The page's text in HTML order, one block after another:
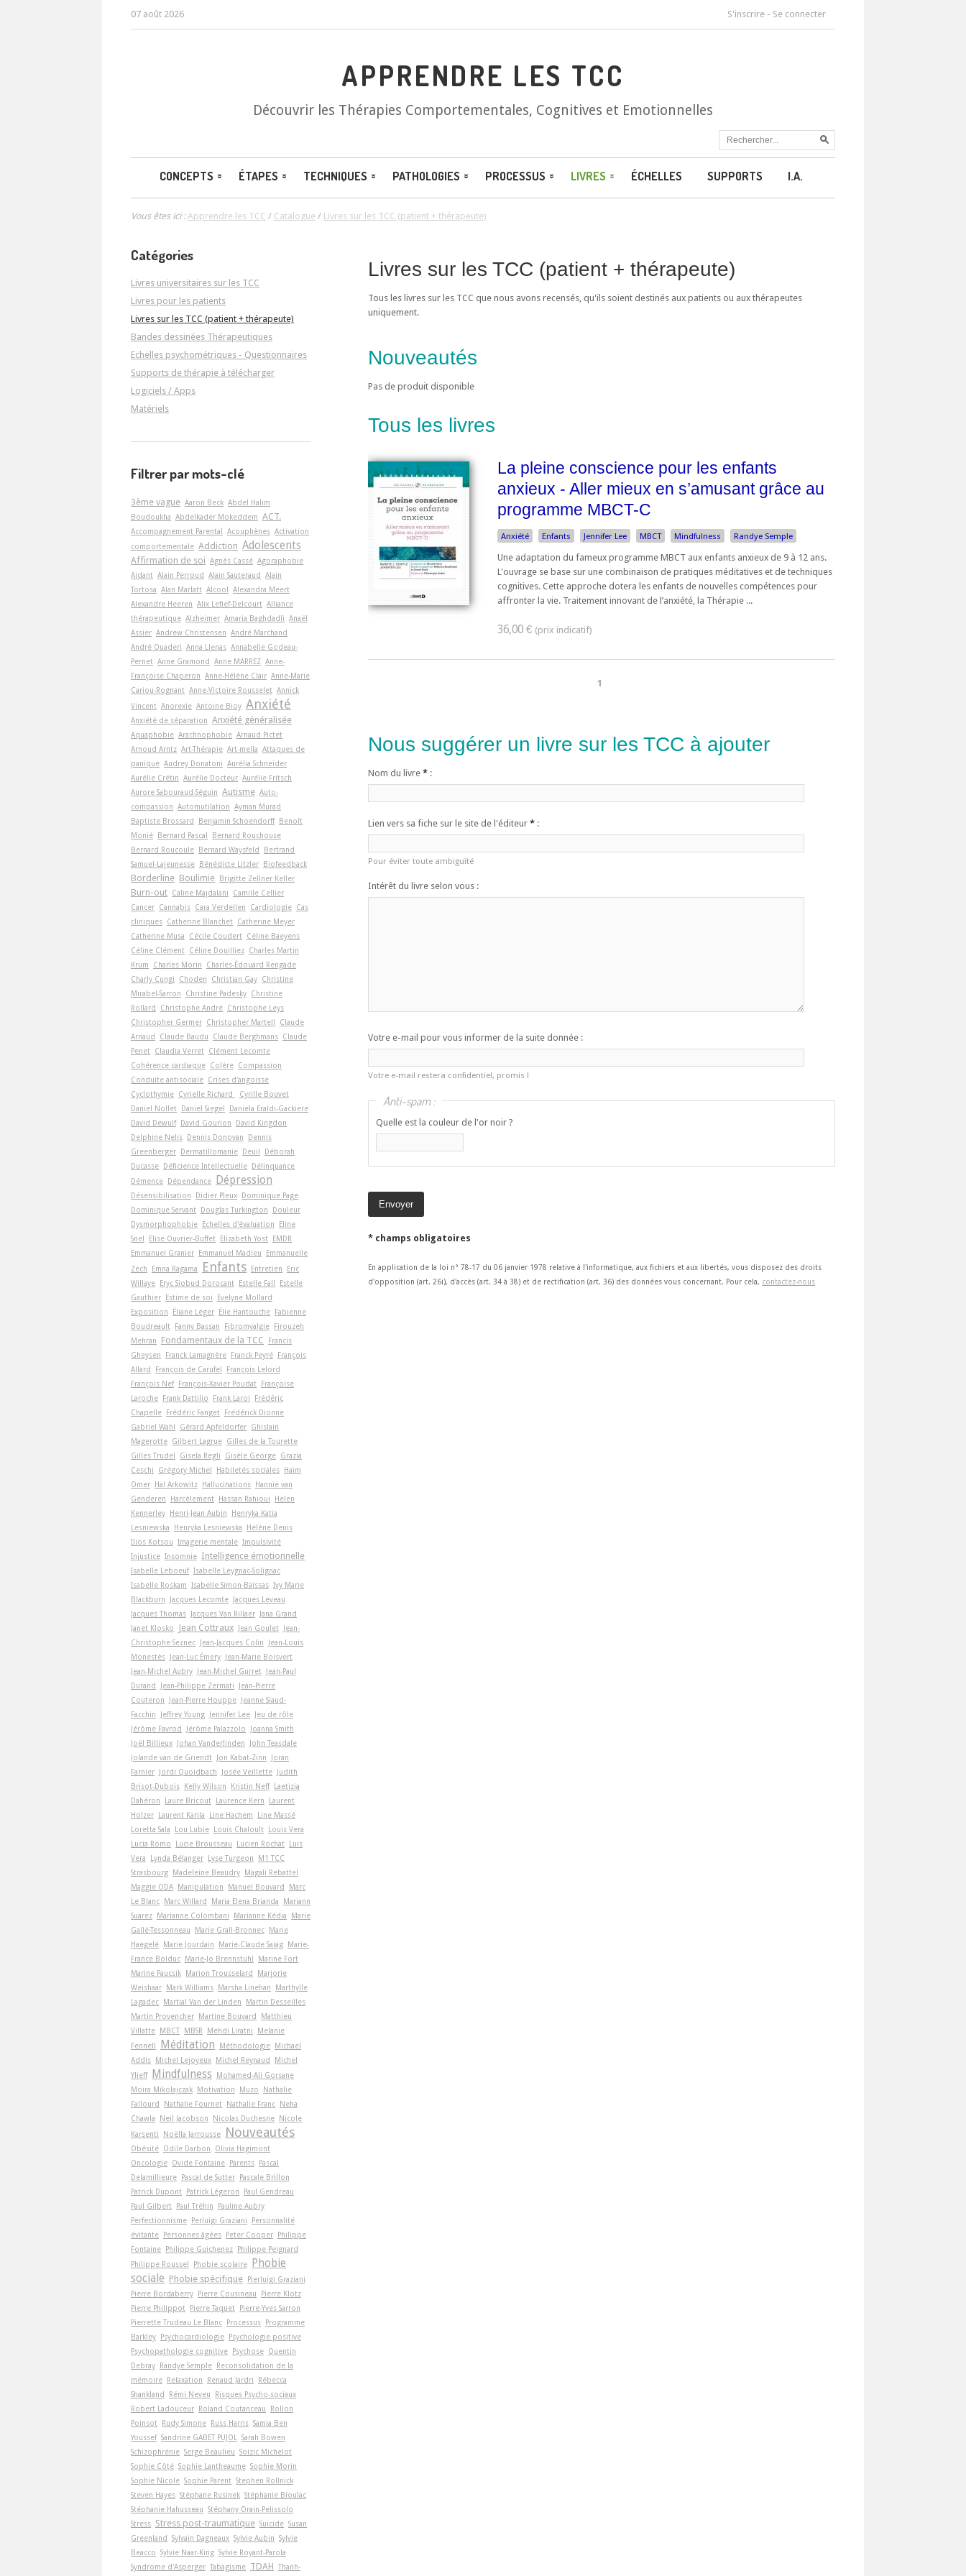
07 août 2026 S'inscrire - Se connecter
APPRENDRE LES TCC
Découvrir les Thérapies Comportementales, Cognitives et Emotionnelles
CONCEPTS ÉTAPES TECHNIQUES PATHOLOGIES PROCESSUS LIVRES ÉCHELLES SUPPORTS I.A.
Vous êtes ici :Apprendre les TCC / Catalogue / Livres sur les TCC (patient + thérapeute)
Livres sur les TCC (patient + thérapeute)
Tous les livres sur les TCC que nous avons recensés, qu'ils soient destinés aux patients ou aux thérapeutes
uniquement.
Nouveautés
Pas de produit disponible
Tous les livres
La pleine conscience pour les enfants
anxieux - Aller mieux en s’amusant grâce au
programme MBCT-C
Anxiété Enfants Jennifer Lee MBCT Mindfulness Randye Semple
Une adaptation du fameux programme MBCT aux enfants anxieux de 9 à 12 ans.
L'ouvrage se base sur une combinaison de pratiques méditatives et de techniques
cognitives. Cette approche dotera les enfants de nouvelles compétences pour
affronter la vie. Traitement innovant de l’anxiété, la Thérapie ...
36,00 €
1
Nous suggérer un livre sur les TCC à ajouter
Nom du livre * :
Lien vers sa fiche sur le site de l'éditeur * :
Pour éviter toute ambiguïté
Intérêt du livre selon vous :
Votre e-mail pour vous informer de la suite donnée :
Votre e-mail restera confidentiel, promis !
Anti-spam :
Quelle est la couleur de l'or noir ?
* champs obligatoires
En application de la loi n° 78-17 du 06 janvier 1978 relative à l'informatique, aux fichiers et aux libertés, vous disposez des droits
d'opposition (art. 26i), d'accès (art. 34 à 38) et de rectification (art. 36) des données vous concernant. Pour cela, contactez-nous
Catégories
Livres universitaires sur les TCC
Livres pour les patients
Livres sur les TCC (patient + thérapeute)
Bandes dessinées Thérapeutiques
Echelles psychométriques - Questionnaires
Supports de thérapie à télécharger
Logiciels / Apps
Matériels
Filtrer par mots-clé
3ème vague Aaron Beck Abdel Halim
Boudoukha Abdelkader Mokeddem ACT.
Accompagnement Parental Acouphènes Activation
comportementale Addiction Adolescents
Affirmation de soi Agnès Cassé Agoraphobie
Aidant Alain Perroud Alain Sauteraud Alain
Tortosa Alan Marlatt Alcool Alexandra Meert
Alexandre Heeren Alix Lefief-Delcourt Alliance
thérapeutique Alzheimer Amaria Baghdadli Anaël
Assier Andrew Christensen André Marchand
André Quaderi Anna Llenas Annabelle Godeau-
Pernet Anne Gramond Anne MARREZ Anne-
Françoise Chaperon Anne-Hélène Clair Anne-Marie
Cariou-Rognant Anne-Victoire Rousselet Annick
Vincent Anorexie Antoine Bioy Anxiété
Anxiété de séparation Anxiété généralisée
Aquaphobie Arachnophobie Arnaud Pictet
Arnoud Arntz Art-Thérapie Art-­mella Attaques de
panique Audrey Donatoni Aurélia Schneider
Aurélie Crétin Aurélie Docteur Aurélie Fritsch
Aurore Sabouraud-Séguin Autisme Auto-
compassion Automutilation Ayman Murad
Baptiste Brossard
Benjamin Schoendorff Benoît
Monié Bernard Pascal
Bernard Rouchouse
Bernard Roucoule Bernard Waysfeld
Bertrand
Samuel-Lajeunesse Bénédicte Litzler Biofeedback
Borderline Boulimie Brigitte Zellner Keller
Burn-out Caline Majdalani
Camille Cellier
Cancer Cannabis Cara Verdellen Cardiologie Cas
cliniques Catherine Blanchet Catherine Meyer
Catherine Musa
Cécile Coudert Céline Baeyens
Céline Clément Céline Douilliez Charles Martin
Krum
Charles Morin
Charles-Édouard Rengade
Charly Cungi
Choden Christian Gay Christine
Mirabel-Sarron
Christine Padesky Christine
Rollard
Christophe André Christophe Leys
Christopher Germer Christopher Martell
Claude
Arnaud
Claude Baudu Claude Berghmans Claude
Penet Claudia Verret Clément Lecomte
Cohérence cardiaque Colère Compassion
Conduite antisociale Crises d'angoisse
Cyclothymie Cyrielle Richard
Cyrille Bouvet
Daniel Nollet Daniel Siegel
Daniela Eraldi-Gackiere
David Dewulf David Gourion
David Kingdon
Delphine Nelis Dennis Donovan
Dennis
Greenberger Dermatillomanie Deuil
Déborah
Ducasse Déficience Intellectuelle Délinquance
Démence Dépendance Dépression
Désensibilisation Didier Pleux Dominique Page
Dominique Servant Douglas Turkington
Douleur
Dysmorphophobie Echelles d'évaluation
Eline
Snel
Elise Ouvrier-Buffet Elizabeth Yost EMDR
Emmanuel Granier Emmanuel Madieu
Emmanuelle
Zech
Emna Ragama Enfants Entretien
Eric
Willaye Eryc Siobud Dorocant Estelle Fall
Estelle
Gauthier Estime de soi
Evelyne Mollard
Exposition
Éliane Léger Élie Hantouche Fabienne
Boudreault Fanny Bassan Fibromyalgie Firouzeh
Mehran
Fondamentaux de la TCC
Francis
Gheysen
Franck Lamagnère Franck Peyré François
Allard
François de Carufel
François Lelord
François Nef François-Xavier Poudat Françoise
Laroche Frank Dattilio Frank Laroi
Frédéric
Chapelle Frédéric Fanget Frédérick Dionne
Gabriel Wahl
Gérard Apfeldorfer Ghislain
Magerotte Gilbert Lagrue Gilles de la Tourette
Gilles Trudel
Gisela Regli Gisèle George Grazia
Ceschi
Grégory Michel Habiletés sociales Haim
Omer Hal Arkowitz Hallucinations Hannie van
Genderen
Harcèlement Hassan Rahioui
Helen
Kennerley Henri-Jean Aubin
Henryka Katia
Lesniewska
Henryka Lesniewska
Hélène Denis
Ilios Kotsou Imagerie mentale Impulsivité
Injustice Insomnie Intelligence émotionnelle
Isabelle Leboeuf Isabelle Leygnac-Solignac
Isabelle Roskam Isabelle Simon-Baïssas Ivy Marie
Blackburn
Jacques Lecomte Jacques Leveau
Jacques Thomas Jacques Van Rillaer Jana Grand
Janet Klosko
Jean Cottraux Jean Goulet Jean-
Christophe Seznec Jean-Jacques Colin
Jean-Louis
Monestès Jean-Luc Émery Jean-Marie Boisvert
Jean-Michel Aubry Jean-Michel Gurret Jean-Paul
Durand
Jean-Philippe Zermati
Jean-Pierre
Couteron
Jean-Pierre Houppe Jeanne Siaud-
Facchin
Jeffrey Young Jennifer Lee Jeu de rôle
Jérôme Favrod
Jérôme Palazzolo
Joanna Smith
Joël Billieux Johan Vanderlinden
John Teasdale
Jolande van de Griendt Jon Kabat-Zinn
Joran
Farnier Jordi Quoidbach Josée Veillette Judith
Brisot-Dubois Kelly Wilson Kristin Neff Laetizia
Dahéron
Laure Bricout Laurence Kern
Laurent
Holzer Laurent Karila Line Hachem
Line Massé
Loretta Sala
Lou Lubie Louis Chaloult Louis Vera
Lucia Romo
Lucie Brousseau Lucien Rochat Luis
Vera
Lynda Bélanger Lyse Turgeon
M1 TCC
Strasbourg Madeleine Beaudry Magali Rebattel
Maggie ODA Manipulation Manuel Bouvard
Marc
Le Blanc Marc Willard Maria Elena Brianda
Mariann
Suarez Marianne Colombani Marianne Kédia
Marie
Gallé-Tessonneau
Marie Grall-Bronnec Marie
Haegelé Marie Jourdain Marie-Claude Saiag Marie-
France Bolduc Marie-Jo Brennstuhl
Marine Fort
Marine Paucsik Marion Trousselard
Marjorie
Weishaar Mark Williams Marsha Linehan
Marthylle
Lagadec Martial Van der Linden
Martin Desseilles
Martin Provencher Martine Bouvard
Matthieu
Villatte MBCT MBSR Mehdi Liratni
Melanie
Fennell
Méditation Méthodologie Michael
Addis Michel Lejoyeux Michel Reynaud
Michel
Ylieff
Mindfulness
Mohamed-Ali Gorsane
Moïra Mikolajczak Motivation Muzo
Nathalie
Fallourd
Nathalie Fournet Nathalie Franc Neha
Chawla
Neil Jacobson Nicolas Duchesne Nicole
Karsenti
Noëlla Jarrousse Nouveautés
Obésité Odile Darbon
Olivia Hagimont
Oncologie Ovide Fontaine Parents Pascal
Delamillieure Pascal de Sutter Pascale Brillon
Patrick Dupont Patrick Légeron
Paul Gendreau
Paul Gilbert Paul Tréhin
Pauline Aubry
Perfectionnisme Perluigi Graziani
Personnalité
évitante Personnes âgées Peter Cooper Philippe
Fontaine Philippe Guichenez Philippe Peignard
Philippe Roussel
Phobie scolaire
Phobie
sociale Phobie spécifique Pierluigi Graziani
Pierre Bordaberry Pierre Cousineau
Pierre Klotz
Pierre Philippot Pierre Taquet Pierre-Yves Sarron
Pierrette Trudeau Le Blanc Processus Programme
Barkley Psychocardiologie Psychologie positive
Psychopathologie cognitive Psychose Quentin
Debray Randye Semple Reconsolidation de la
mémoire Relaxation Renaud Jardri
Rébecca
Shankland
Rémi Neveu
Risques Psycho-sociaux
Robert Ladouceur Roland Coutanceau
Rollon
Poinsot Rudy Simone Russ Harris Samia Ben
Youssef Sandrine GABET PUJOL
Sarah Bowen
Schizophrénie Serge Beaulieu Soizic Michelot
Sophie Côté Sophie Lantheaume Sophie Morin
Sophie Nicole Sophie Parent Stephen Rollnick
Steven Hayes Stéphane Rusinek Stéphanie Bioulac
Stéphanie Hahusseau Stéphany Orain-Pelissolo
Stress Stress post-traumatique Suicide Susan
Greenland Sylvain Dagneaux Sylvie Aubin Sylvie
Beacco Sylvie Naar-King Sylvie Royant-Parola
Syndrome d'Asperger Tabagisme TDAH Thanh-